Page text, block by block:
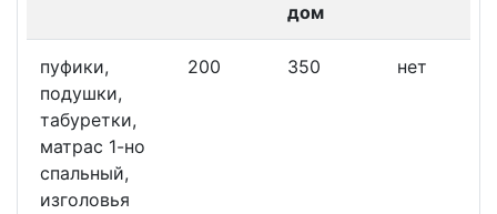
дом
пуфики,
подушки,
табуретки,
матрас 1-но
спальный,
изголовья
200 350 нет